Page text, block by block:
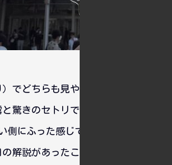
でどちらも見やすい位置でした。
驚きのセトリでした。
にふった感じですね。
解説があったこともあり、初日とは別